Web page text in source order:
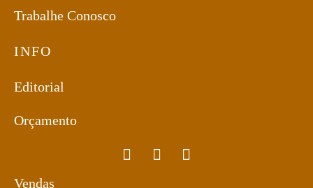
Trabalhe Conosco
INFO
Editorial
Orçamento
Vendas